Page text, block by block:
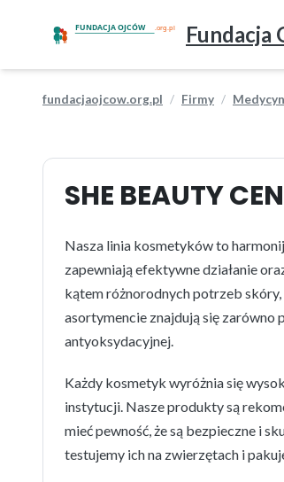
Fundacja
fundacjaojcow.org.pl Firmy
SHE BEAUTY
Nasza linia kosmetyków to
zapewniają efektywne działanie
kątem różnorodnych potrzeb
asortymencie znajdują się zarówno
antyoksydacyjnej.
Każdy kosmetyk wyróżnia się
instytucji. Nasze produkty są
mieć pewność, że są bezpieczne i
testujemy ich na zwierzętach i